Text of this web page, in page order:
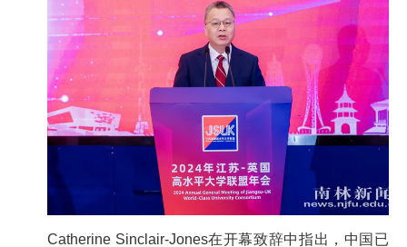
Catherine Sinclair-Jones在开幕致辞中指出，中国已